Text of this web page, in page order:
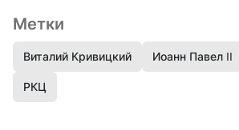
Метки
Виталий Кривицкий Иоанн Павел II
РКЦ